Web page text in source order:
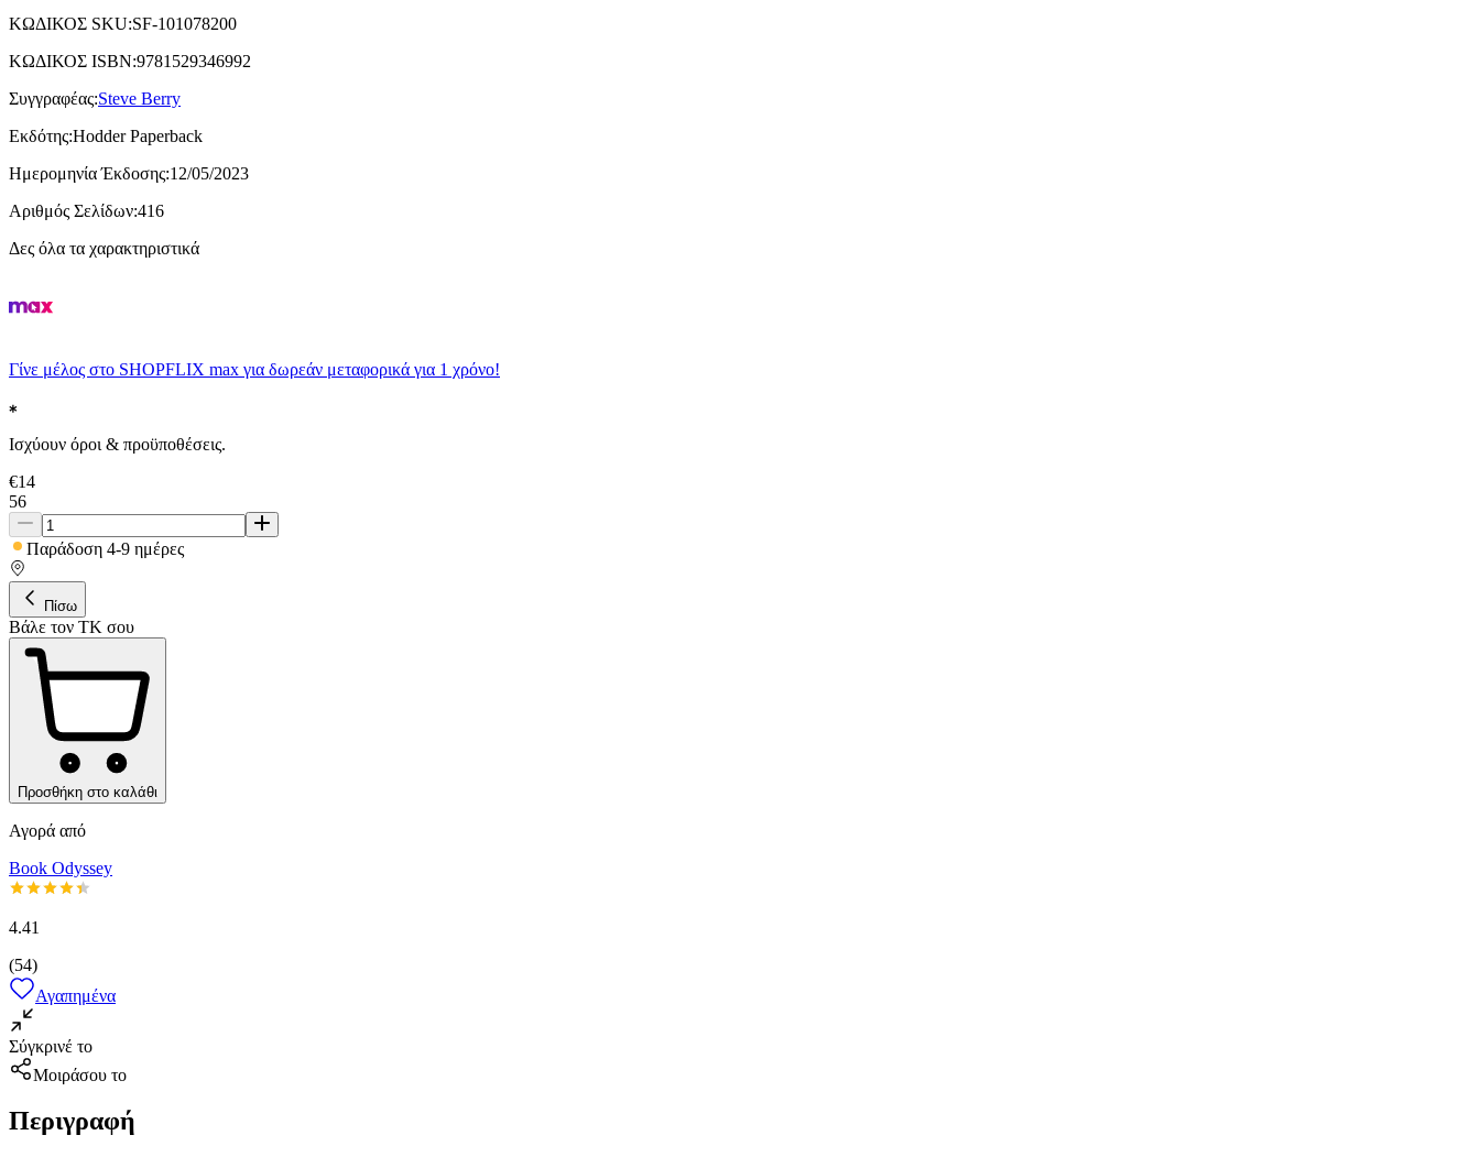
ΚΩΔΙΚΟΣ SKU:SF-101078200
ΚΩΔΙΚΟΣ ISBN:9781529346992
Συγγραφέας:Steve Berry
Εκδότης:Hodder Paperback
Ημερομηνία Έκδοσης:12/05/2023
Αριθμός Σελίδων:416
Δες όλα τα χαρακτηριστικά
Γίνε μέλος στο SHOPFLIX max για δωρεάν μεταφορικά για 1 χρόνο!
Ισχύουν όροι & προϋποθέσεις.
€14
56
Παράδοση 4-9 ημέρες
Πίσω
Βάλε τον ΤΚ σου
Προσθήκη στο καλάθι
Αγορά από
Book Odyssey
4.41
(54)
Αγαπημένα
Σύγκρινέ το
Μοιράσου το
Περιγραφή